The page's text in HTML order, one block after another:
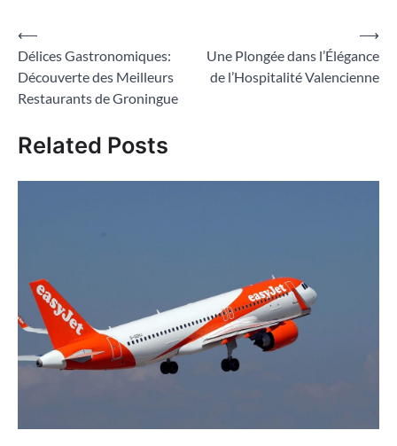
Navigation
de
l’article
⟵
Délices Gastronomiques:
Découverte des Meilleurs
Restaurants de Groningue
Une Plongée dans l’Élégance
de l’Hospitalité Valencienne
⟶
Related Posts